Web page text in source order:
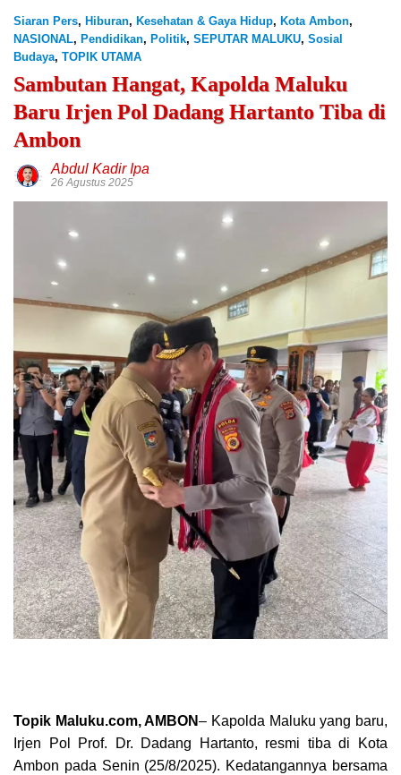
Siaran Pers, Hiburan, Kesehatan & Gaya Hidup, Kota Ambon,
NASIONAL, Pendidikan, Politik, SEPUTAR MALUKU, Sosial
Budaya, TOPIK UTAMA
Sambutan Hangat, Kapolda Maluku
Baru Irjen Pol Dadang Hartanto Tiba di
Ambon
Abdul Kadir Ipa
26 Agustus 2025
Topik Maluku.com, AMBON– Kapolda Maluku yang baru,
Irjen Pol Prof. Dr. Dadang Hartanto, resmi tiba di Kota
Ambon pada Senin (25/8/2025). Kedatangannya bersama